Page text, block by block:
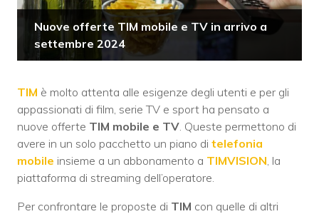
Nuove offerte TIM mobile e TV in arrivo a
settembre 2024
TIM è molto attenta alle esigenze degli utenti e per gli
appassionati di film, serie TV e sport ha pensato a
nuove offerte TIM mobile e TV. Queste permettono di
avere in un solo pacchetto un piano di telefonia
mobile insieme a un abbonamento a TIMVISION, la
piattaforma di streaming dell’operatore.
Per confrontare le proposte di TIM con quelle di altri